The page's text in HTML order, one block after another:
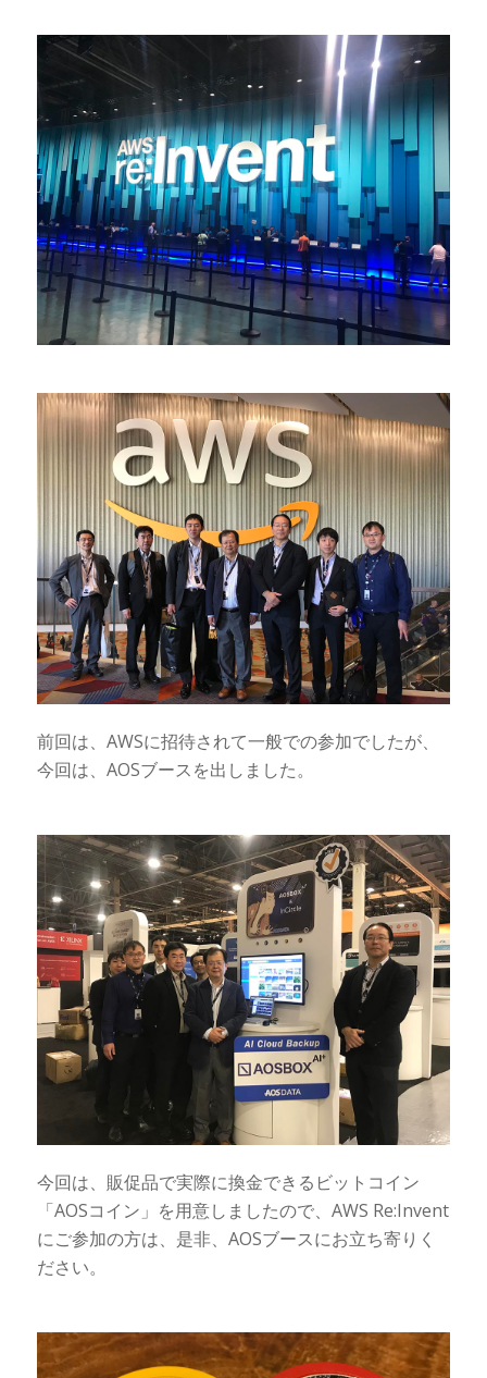
前回は、AWSに招待されて一般での参加でしたが、
今回は、AOSブースを出しました。
今回は、販促品で実際に換金できるビットコイン
「AOSコイン」を用意しましたので、AWS Re:Invent
にご参加の方は、是非、AOSブースにお立ち寄りく
ださい。